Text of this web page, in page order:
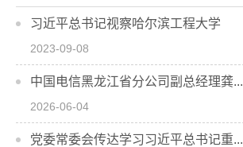
习近平总书记视察哈尔滨工程大学
2023-09-08
中国电信黑龙江省分公司副总经理龚...
2026-06-04
党委常委会传达学习习近平总书记重...